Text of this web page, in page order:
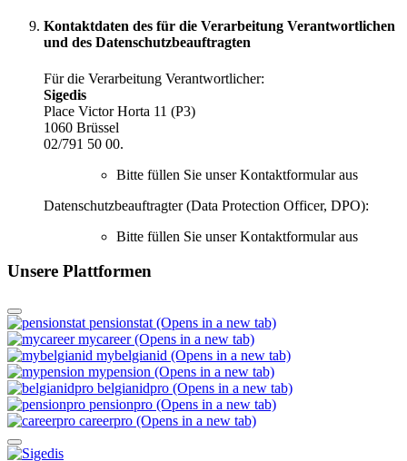
Kontaktdaten des für die Verarbeitung Verantwortlichen
und des Datenschutzbeauftragten
Für die Verarbeitung Verantwortlicher:
Sigedis
Place Victor Horta 11 (P3)
1060 Brüssel
02/791 50 00.
Bitte füllen Sie unser Kontaktformular aus
Datenschutzbeauftragter (Data Protection Officer, DPO):
Bitte füllen Sie unser Kontaktformular aus
Unsere Plattformen
pensionstat (Opens in a new tab)
mycareer (Opens in a new tab)
mybelgianid (Opens in a new tab)
mypension (Opens in a new tab)
belgianidpro (Opens in a new tab)
pensionpro (Opens in a new tab)
careerpro (Opens in a new tab)